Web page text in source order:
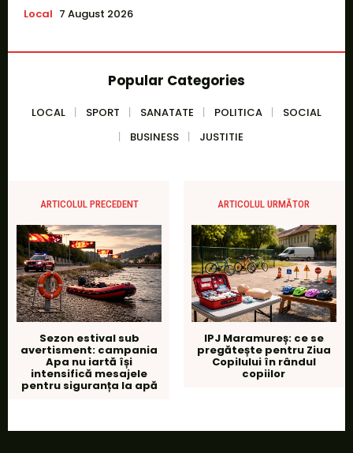
Local 7 August 2026
Popular Categories
LOCAL SPORT SANATATE POLITICA
SOCIAL
BUSINESS
JUSTITIE
ARTICOLUL PRECEDENT
Sezon estival sub
avertisment: campania
Apa nu iartă își
intensifică mesajele
pentru siguranța la apă
ARTICOLUL URMĂTOR
IPJ Maramureș: ce se
pregătește pentru Ziua
Copilului în rândul
copiilor